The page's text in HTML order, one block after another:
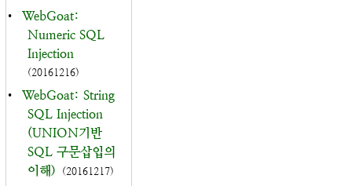
•
WebGoat:
Numeric SQL
Injection
(20161216)
•
WebGoat: String
SQL Injection
(UNION기반
SQL 구문삽입의
이해)
(20161217)